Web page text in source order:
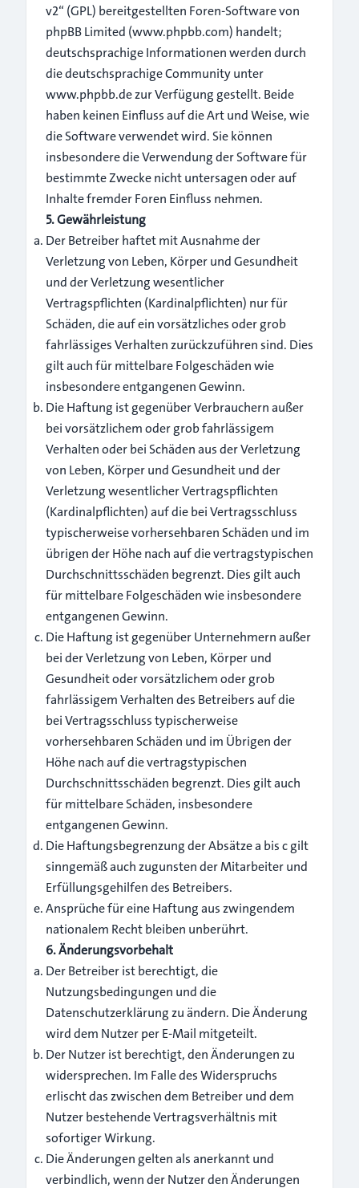
v2“ (GPL) bereitgestellten Foren-Software von
phpBB Limited (www.phpbb.com) handelt;
deutschsprachige Informationen werden durch
die deutschsprachige Community unter
www.phpbb.de zur Verfügung gestellt. Beide
haben keinen Einfluss auf die Art und Weise, wie
die Software verwendet wird. Sie können
insbesondere die Verwendung der Software für
bestimmte Zwecke nicht untersagen oder auf
Inhalte fremder Foren Einfluss nehmen.
5. Gewährleistung
Der Betreiber haftet mit Ausnahme der
Verletzung von Leben, Körper und Gesundheit
und der Verletzung wesentlicher
Vertragspflichten (Kardinalpflichten) nur für
Schäden, die auf ein vorsätzliches oder grob
fahrlässiges Verhalten zurückzuführen sind. Dies
gilt auch für mittelbare Folgeschäden wie
insbesondere entgangenen Gewinn.
Die Haftung ist gegenüber Verbrauchern außer
bei vorsätzlichem oder grob fahrlässigem
Verhalten oder bei Schäden aus der Verletzung
von Leben, Körper und Gesundheit und der
Verletzung wesentlicher Vertragspflichten
(Kardinalpflichten) auf die bei Vertragsschluss
typischerweise vorhersehbaren Schäden und im
übrigen der Höhe nach auf die vertragstypischen
Durchschnittsschäden begrenzt. Dies gilt auch
für mittelbare Folgeschäden wie insbesondere
entgangenen Gewinn.
Die Haftung ist gegenüber Unternehmern außer
bei der Verletzung von Leben, Körper und
Gesundheit oder vorsätzlichem oder grob
fahrlässigem Verhalten des Betreibers auf die
bei Vertragsschluss typischerweise
vorhersehbaren Schäden und im Übrigen der
Höhe nach auf die vertragstypischen
Durchschnittsschäden begrenzt. Dies gilt auch
für mittelbare Schäden, insbesondere
entgangenen Gewinn.
Die Haftungsbegrenzung der Absätze a bis c gilt
sinngemäß auch zugunsten der Mitarbeiter und
Erfüllungsgehilfen des Betreibers.
Ansprüche für eine Haftung aus zwingendem
nationalem Recht bleiben unberührt.
6. Änderungsvorbehalt
Der Betreiber ist berechtigt, die
Nutzungsbedingungen und die
Datenschutzerklärung zu ändern. Die Änderung
wird dem Nutzer per E-Mail mitgeteilt.
Der Nutzer ist berechtigt, den Änderungen zu
widersprechen. Im Falle des Widerspruchs
erlischt das zwischen dem Betreiber und dem
Nutzer bestehende Vertragsverhältnis mit
sofortiger Wirkung.
Die Änderungen gelten als anerkannt und
verbindlich, wenn der Nutzer den Änderungen